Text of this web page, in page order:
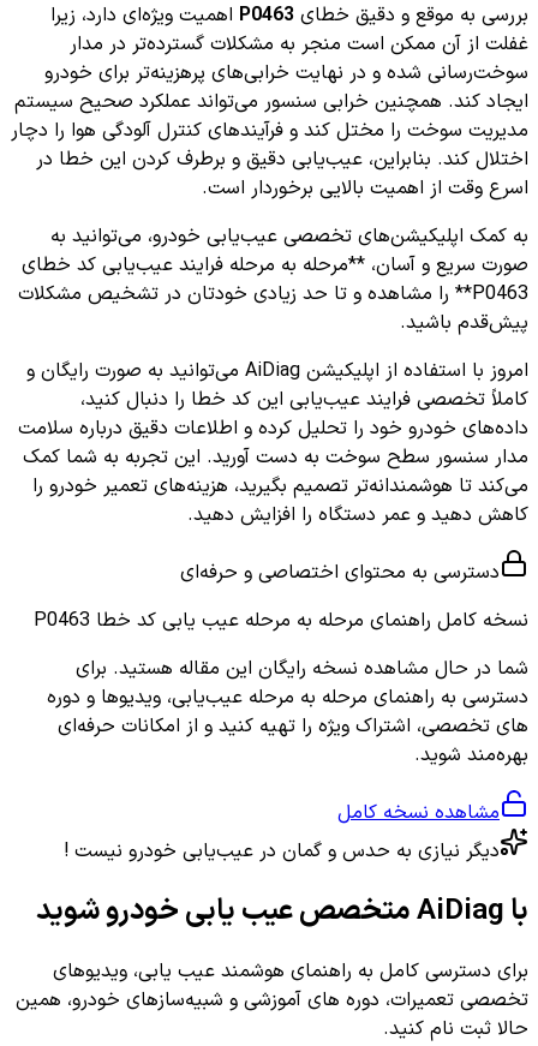
بررسی به موقع و دقیق خطای P0463 اهمیت ویژه‌ای دارد، زیرا
غفلت از آن ممکن است منجر به مشکلات گسترده‌تر در مدار
سوخت‌رسانی شده و در نهایت خرابی‌های پرهزینه‌تر برای خودرو
ایجاد کند. همچنین خرابی سنسور می‌تواند عملکرد صحیح سیستم
مدیریت سوخت را مختل کند و فرآیندهای کنترل آلودگی هوا را دچار
اختلال کند. بنابراین، عیب‌یابی دقیق و برطرف کردن این خطا در
اسرع وقت از اهمیت بالایی برخوردار است.
به کمک اپلیکیشن‌های تخصصی عیب‌یابی خودرو، می‌توانید به
صورت سریع و آسان، **مرحله به مرحله فرایند عیب‌یابی کد خطای
P0463** را مشاهده و تا حد زیادی خودتان در تشخیص مشکلات
پیش‌قدم باشید.
امروز با استفاده از اپلیکیشن AiDiag می‌توانید به صورت رایگان و
کاملاً تخصصی فرایند عیب‌یابی این کد خطا را دنبال کنید،
داده‌های خودرو خود را تحلیل کرده و اطلاعات دقیق درباره سلامت
مدار سنسور سطح سوخت به دست آورید. این تجربه به شما کمک
می‌کند تا هوشمندانه‌تر تصمیم بگیرید، هزینه‌های تعمیر خودرو را
کاهش دهید و عمر دستگاه را افزایش دهید.
دسترسی به محتوای اختصاصی و حرفه‌ای
نسخه کامل راهنمای مرحله به مرحله عیب یابی کد خطا P0463
شما در حال مشاهده نسخه رایگان این مقاله هستید. برای
دسترسی به راهنمای مرحله به مرحله عیب‌یابی، ویدیوها و دوره
های تخصصی، اشتراک ویژه را تهیه کنید و از امکانات حرفه‌ای
بهره‌مند شوید.
مشاهده نسخه کامل
دیگر نیازی به حدس و گمان در عیب‌یابی خودرو نیست !
با AiDiag متخصص عیب یابی خودرو شوید
برای دسترسی کامل به راهنمای هوشمند عیب یابی، ویدیوهای
تخصصی تعمیرات، دوره های آموزشی و شبیه‌سازهای خودرو، همین
حالا ثبت نام کنید.